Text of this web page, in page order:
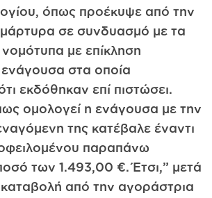
όπως προέκυψε από την
σε συνδυασμό με τα
με επίκληση
ενάγουσα στα οποία
εκδόθηκαν επί πιστώσει.
ομολογεί η ενάγουσα με την
της κατέβαλε έναντι
παραπάνω
των 1.493,00 €. Έτσι,” μετά
καταβολή από την αγοράστρια